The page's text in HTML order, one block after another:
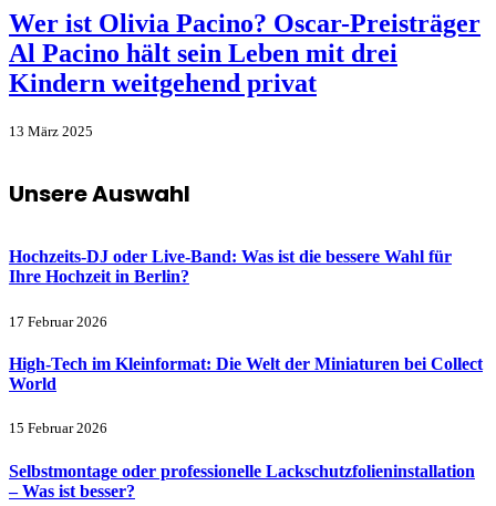
Wer ist Olivia Pacino? Oscar-Preisträger
Al Pacino hält sein Leben mit drei
Kindern weitgehend privat
13 März 2025
Unsere Auswahl
Hochzeits-DJ oder Live-Band: Was ist die bessere Wahl für
Ihre Hochzeit in Berlin?
17 Februar 2026
High-Tech im Kleinformat: Die Welt der Miniaturen bei Collect
World
15 Februar 2026
Selbstmontage oder professionelle Lackschutzfolieninstallation
– Was ist besser?